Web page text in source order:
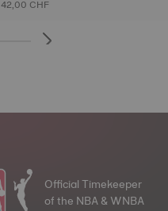
42,00 CHF
Official Timekeeper
of the NBA & WNBA